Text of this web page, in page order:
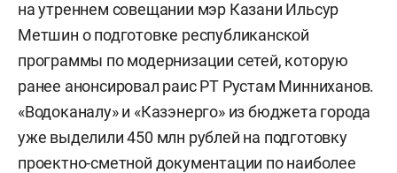
на утреннем совещании мэр Казани Ильсур
Метшин о подготовке республиканской
программы по модернизации сетей, которую
ранее анонсировал раис РТ Рустам Минниханов.
«Водоканалу» и «Казэнерго» из бюджета города
уже выделили 450 млн рублей на подготовку
проектно-сметной документации по наиболее